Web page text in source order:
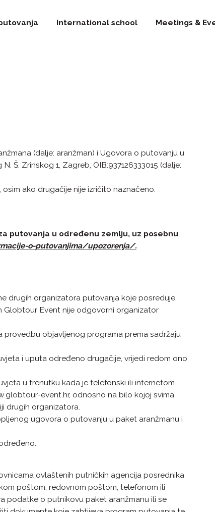
International school Meetings &
(dalje: aranžman) i Ugovora o putovanju u
Zrinskog 1, Zagreb, OIB:937126333015 (dalje:
ako drugačije nije izričito naznačeno.
putovanja u određenu zemlju, uz posebnu
o-putovanjima/upozorenja/.
drugih organizatora putovanja koje posreduje.
Globtour Event nije odgovorni organizator
objavljenog programa prema sadržaju
i uputa određeno drugačije, vrijedi redom ono
u trenutku kada je telefonski ili internetom
event.hr, odnosno na bilo kojoj svima
drugih organizatora.
ugovora o putovanju u paket aranžmanu i
ovlaštenih putničkih agencija posrednika
poštom, redovnom poštom, telefonom ili
podatke o putnikovu paket aranžmanu ili se